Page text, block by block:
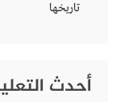
تاريخها
أحدث